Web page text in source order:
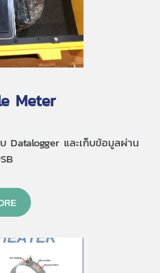
Meter
Datalogger และเก็บข้อมูลผ่าน